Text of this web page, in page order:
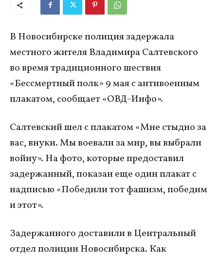
В Новосибирске полиция задержала
местного жителя Владимира Салтевского
во время традиционного шествия
«Бессмертный полк» 9 мая с антивоенным
плакатом, сообщает «ОВД-Инфо».
Салтевский шел с плакатом «Мне стыдно за
вас, внуки. Мы воевали за мир, вы выбрали
войну». На фото, которые предоставил
задержанный, показан еще один плакат с
надписью «Победили тот фашизм, победим
и этот».
Задержанного доставили в Центральный
отдел полиции Новосибирска. Как